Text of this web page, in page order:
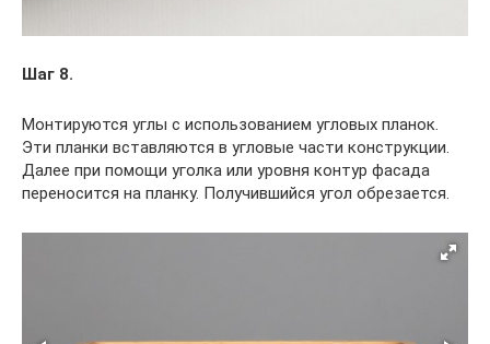
Шаг 8.
Монтируются углы с использованием угловых планок.
Эти планки вставляются в угловые части конструкции.
Далее при помощи уголка или уровня контур фасада
переносится на планку. Получившийся угол обрезается.